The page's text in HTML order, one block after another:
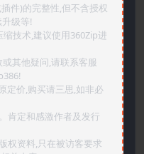
件)的完整性,但不含授权
级等!
技术,建议使用360Zip进
其他疑问,请联系客服
定价,购买请三思,如非必
肯定和感激作者及发行
权资料,只在被访客要求